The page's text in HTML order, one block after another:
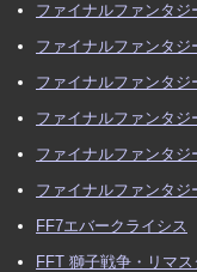
ファイナルファンタジ
ファイナルファンタジ
ファイナルファンタジ
ファイナルファンタジ
ファイナルファンタジ
ファイナルファンタジ
FF7エバークライシス
FFT 獅子戦争・リマス